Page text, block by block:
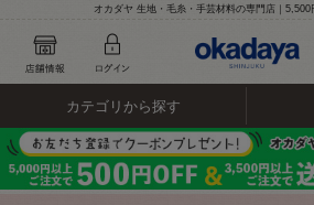
オカダヤ 生地・毛糸・手芸材料の専門店｜5,500
カテゴリから探す